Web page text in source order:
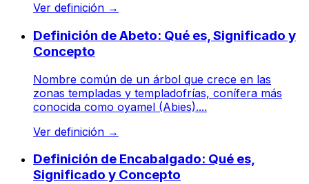
Ver definición →
Definición de Abeto: Qué es, Significado y
Concepto
Nombre común de un árbol que crece en las
zonas templadas y templadofrías, conífera más
conocida como oyamel (Abies)....
Ver definición →
Definición de Encabalgado: Qué es,
Significado y Concepto